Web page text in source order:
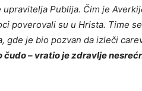
Publija. Čim je
poverovali su u Hrista. Time
gde je bio pozvan da izleči
čudo – vratio je zdravlje